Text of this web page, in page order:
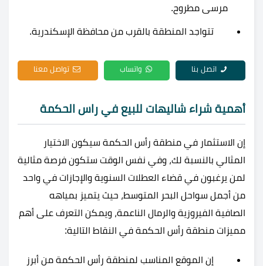
مرسى مطروح.
تتواجد المنطقة بالقرب من محافظة الإسكندرية.
اتصل بنا واتساب تواصل معنا
أهمية شراء شاليهات للبيع في راس الحكمة
إن الاستثمار في منطقة رأس الحكمة سيكون الاختيار
المثالي بالنسبة لك، وفي نفس الوقت ستكون فرصة مثالية
لمن يرغبون في قضاء العطلات السنوية والإجازات في واحد
من أجمل سواحل البحر المتوسط، حيث يتميز بمياهه
الصافية الفيروزية والرمال الناعمة، ويمكن التعرف على أهم
مميزات منطقة رأس الحكمة في النقاط التالية:
إن الموقع المناسب لمنطقة رأس الحكمة من أبرز